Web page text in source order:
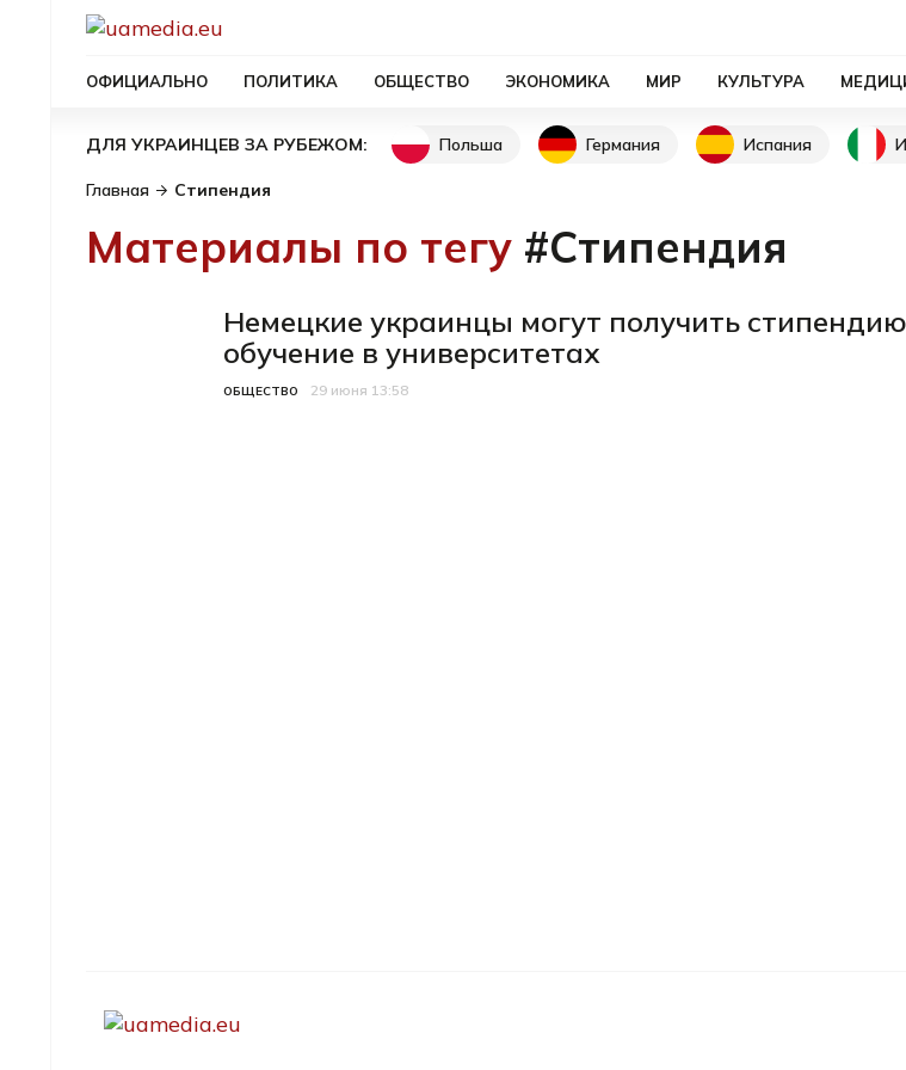
ОФИЦИАЛЬНО ПОЛИТИКА ОБЩЕСТВО ЭКОНОМИКА МИР КУЛЬТУРА
ДЛЯ УКРАИНЦЕВ ЗА РУБЕЖОМ: Польша Германия Испания
Главная Стипендия
Материалы по тегу #Стипендия
Немецкие украинцы могут получить
обучение в университетах
Категория
ОБЩЕСТВО
Дата публикации
29 июня 13:58